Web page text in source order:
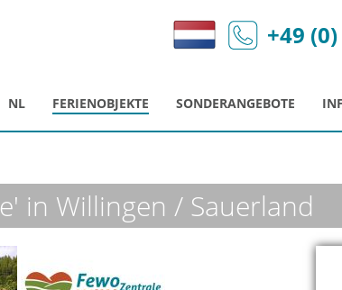
NL FERIENOBJEKTE SONDERANGEBOTE
+49
in Willingen / Sauerland